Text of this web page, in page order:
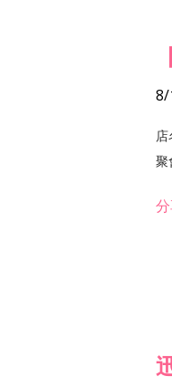
8/
店
聚